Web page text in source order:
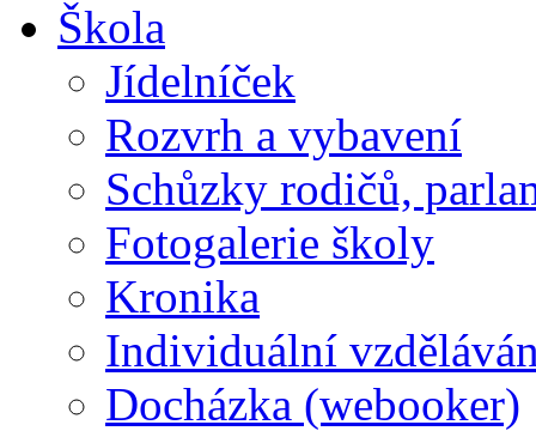
Škola
Jídelníček
Rozvrh a vybavení
Schůzky rodičů,
Fotogalerie školy
Kronika
Individuální
Docházka (webooker)